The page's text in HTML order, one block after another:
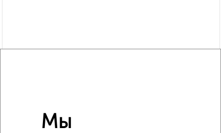
Сравнение средних цен
1‑комнатные квартиры с похожей площадью ±10%
Мы